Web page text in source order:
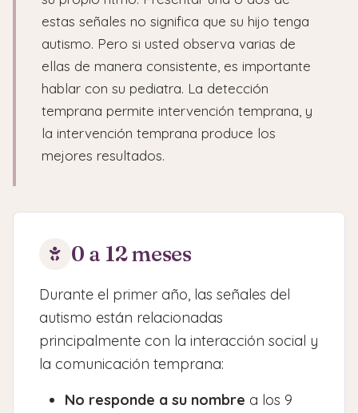
estas señales no significa que su hijo tenga
autismo. Pero si usted observa varias de
ellas de manera consistente, es importante
hablar con su pediatra. La detección
temprana permite intervención temprana, y
la intervención temprana produce los
mejores resultados.
0 a 12 meses
Durante el primer año, las señales del
autismo están relacionadas
principalmente con la interacción social y
la comunicación temprana:
No responde a su nombre a los 9